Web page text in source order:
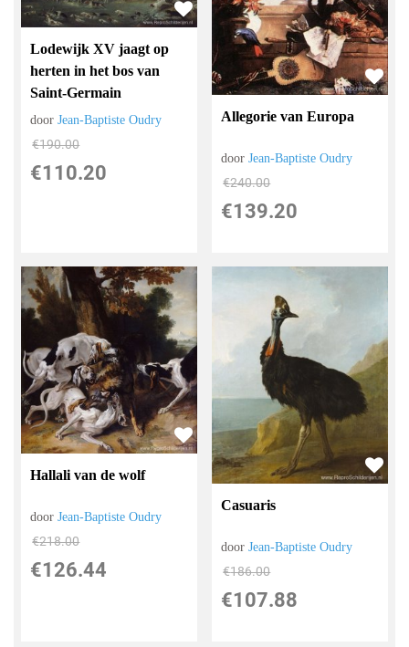
Lodewijk XV jaagt op
herten in het bos van
Saint-Germain
doorJean-Baptiste Oudry
€190.00
€110.20
Allegorie van Europa
doorJean-Baptiste Oudry
€240.00
€139.20
Hallali van de wolf
doorJean-Baptiste Oudry
€218.00
€126.44
Casuaris
doorJean-Baptiste Oudry
€186.00
€107.88